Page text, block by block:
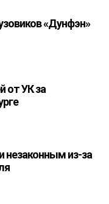
«Дунфэн»
от УК за
незаконным из-за